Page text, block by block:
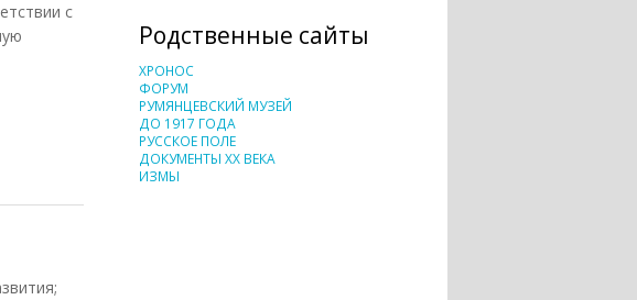
с
Родственные сайты
ХРОНОС
ФОРУМ
РУМЯНЦЕВСКИЙ МУЗЕЙ
ДО 1917 ГОДА
РУССКОЕ ПОЛЕ
ДОКУМЕНТЫ XX ВЕКА
ИЗМЫ